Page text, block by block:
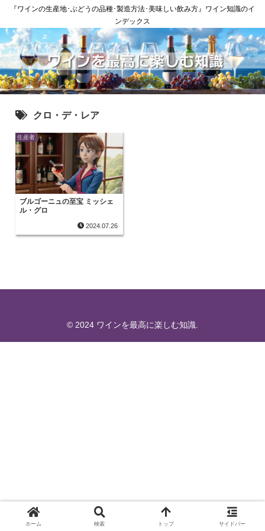
『ワインの生産地･ぶどうの品種･製造方法･美味しい飲み方』ワイン知識のイ
ンデックス
クロ・デ・レア
生産者
ブルゴーニュの至宝 ミッシェ
ル・グロ
2024.07.26
© 2024 ワインを最高に楽しむ知識.
ホーム 検索 トップ サイドバー